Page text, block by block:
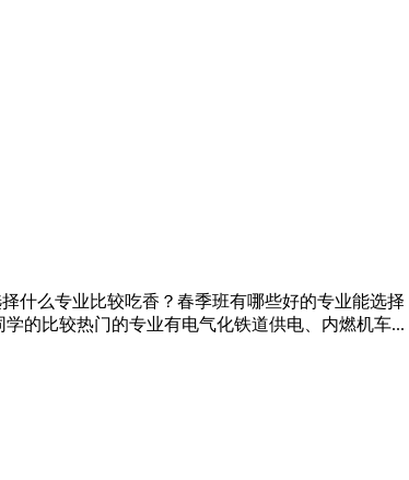
什么专业比较吃香？春季班有哪些好的专业能选
的比较热门的专业有电气化铁道供电、内燃机车...